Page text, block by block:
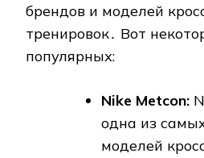
брендов и моделей
тренировок․ Вот
популярных:
Nike Metcon:
одна из
моделей